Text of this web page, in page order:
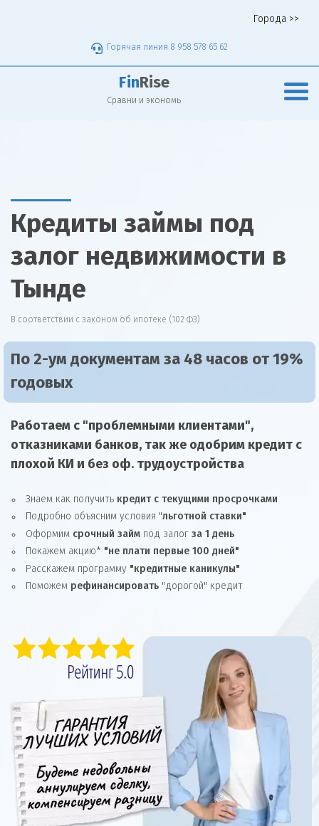
Города >>
Горячая линия 8 958 578 65 62
Fin Rise
Сравни и экономь
Кредиты займы под
залог недвижимости в
Тынде
В соответствии с законом об ипотеке (102 ФЗ)
По 2-ум документам за 48 часов от 19%
годовых
Работаем с "проблемными клиентами",
отказниками банков, так же одобрим кредит с
плохой КИ и без оф. трудоустройства
Знаем как получить кредит с текущими просрочками
Подробно объясним условия "льготной ставки"
Оформим срочный займ под залог за 1 день
Покажем акцию* "не плати первые 100 дней"
Расскажем программу "кредитные каникулы"
Поможем рефинансировать "дорогой" кредит